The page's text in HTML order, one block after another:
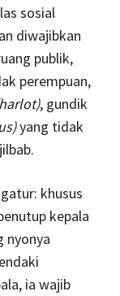
sosial
diwajibkan
publik,
perempuan,
, gundik
yang tidak
khusus
kepala
nyonya
ia wajib